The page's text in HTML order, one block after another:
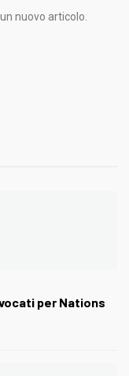
nuovo articolo.
per Nations